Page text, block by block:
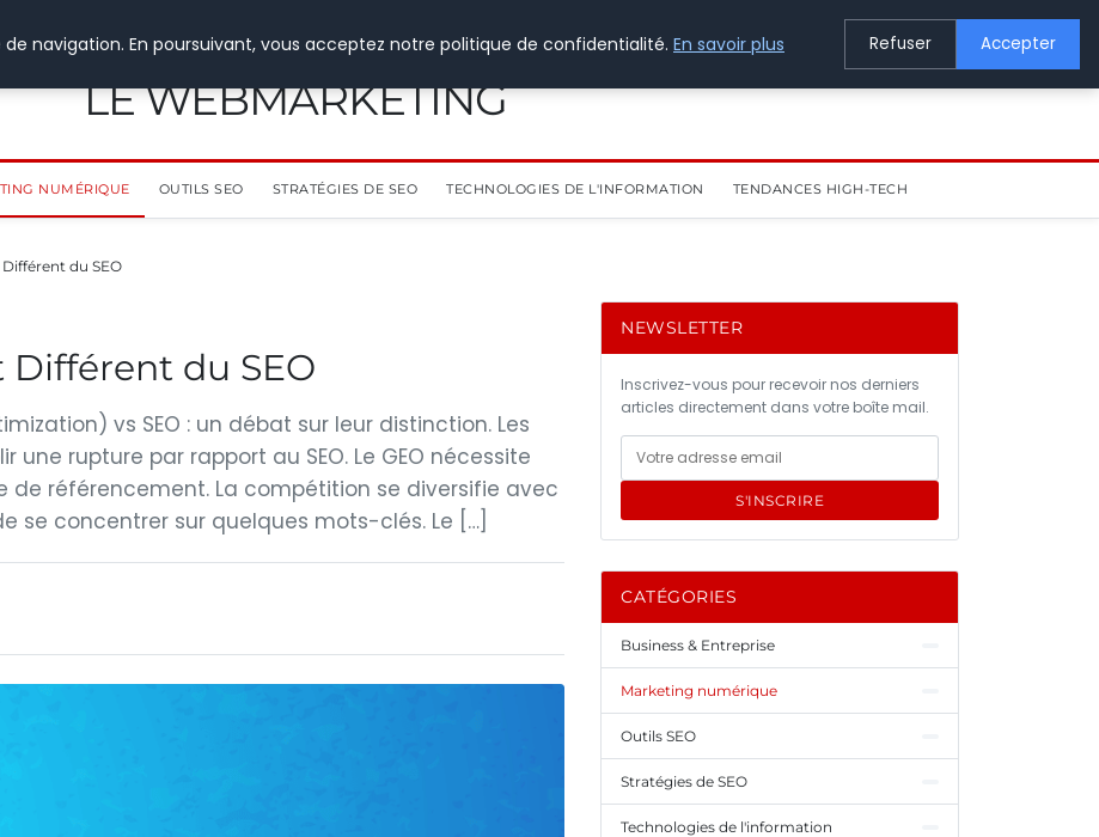
LE WEBMARKETING
NUMÉRIQUE OUTILS SEO STRATÉGIES DE SEO TECHNOLOGIES DE L'INFORMATION TENDANCES HIGH-TECH
du SEO
Différent du SEO
vs SEO : un débat sur leur distinction. Les
rupture par rapport au SEO. Le GEO nécessite
référencement. La compétition se diversifie avec
se concentrer sur quelques mots-clés. Le […]
NEWSLETTER
Inscrivez-vous pour recevoir nos derniers
articles directement dans votre boîte mail.
S'INSCRIRE
CATÉGORIES
Business & Entreprise
Marketing numérique
Outils SEO
Stratégies de SEO
Technologies de l'information
navigation. En poursuivant, vous acceptez notre politique de confidentialité. En savoir plus Refuser Accepter